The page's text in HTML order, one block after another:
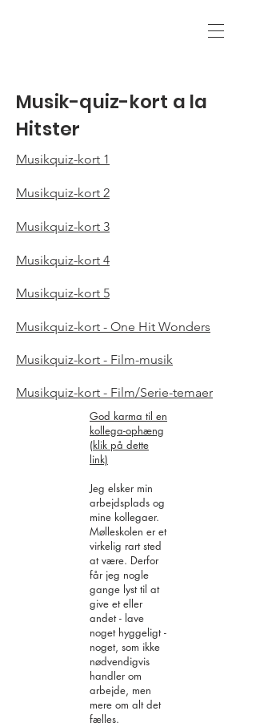
Musik-quiz-kort a la
Hitster
Musikquiz-kort 1
Musikquiz-kort 2
Musikquiz-kort 3
Musikquiz-kort 4
Musikquiz-kort 5
Musikquiz-kort - One Hit Wonders
Musikquiz-kort - Film-musik
Musikquiz-kort - Film/Serie-temaer
God karma til en
kollega-ophæng
(klik på dette
link)
Jeg elsker min
arbejdsplads og
mine kollegaer.
Mølleskolen er et
virkelig rart sted
at være. Derfor
får jeg nogle
gange lyst til at
give et eller
andet - lave
noget hyggeligt -
noget, som ikke
nødvendigvis
handler om
arbejde, men
mere om alt det
fælles.